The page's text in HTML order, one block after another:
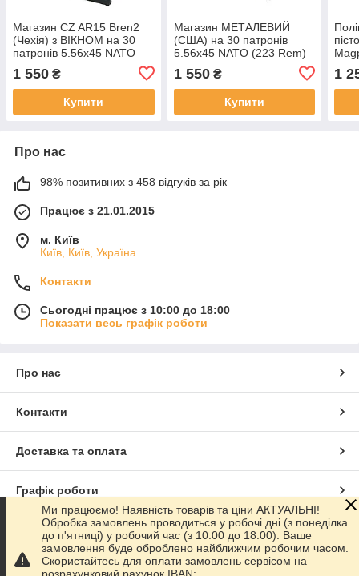
Магазин CZ AR15 Bren2
(Чехія) з ВІКНОМ на 30
патронів 5.56х45 NATO
(223 Rem) для AR15/M4/
М16
1 550 ₴
Купити
Магазин МЕТАЛЕВИЙ
(США) на 30 патронів
5.56х45 NATO (223 Rem)
для AR15/M4/М16 колір-
Black (Чорний)
1 550₴
Купити
1
Про нас
98% позитивних з 458 відгуків за рік
Працює з 21.01.2015
м. Київ
Київ, Київ, Україна
Контакти
Сьогодні працює з 10:00 до 18:00
Показати весь графік роботи
Про нас
Контакти
Доставка та оплата
Графік роботи
Повна версія сайту
Сайт створено на маркетплейсіProm.ua
Ми працюємо! Наявність товарів та ціни АКТУАЛЬНІ!
Обробка замовлень проводиться у робочі дні (з понеділка
до п'ятниці) у робочий час (з 10.00 до 18.00). Ваше
замовлення буде оброблено найближчим робочим часом.
Скористайтесь для оплати замовлень сервісом на